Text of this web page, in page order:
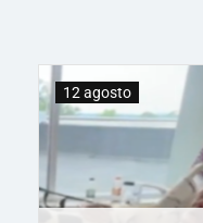
12 agosto